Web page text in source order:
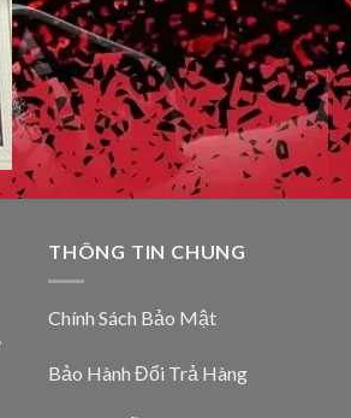
THÔNG TIN CHUNG
Chính Sách Bảo Mật
Bảo Hành Đổi Trả Hàng